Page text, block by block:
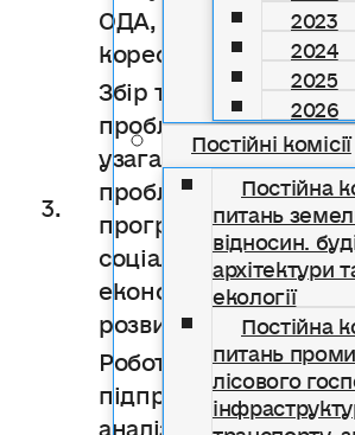
2023
2024
2025
2026
Постійні комісії
Постійна
питань
відносин.
архітектури
екології
Постійна
питань
лісового
ОДА, РДА ,інших
кореспондентів
3.
Збір та опрацювання
проблем громади,
узагальнення всіх
проблем для
програми
соціально-
економічного
розвитку
Робота з
підприємцями,
аналіз надходжень